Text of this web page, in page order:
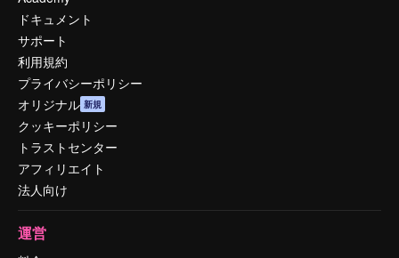
ドキュメント
サポート
利用規約
プライバシーポリシー
オリジナル 新規
クッキーポリシー
トラストセンター
アフィリエイト
法人向け
運営